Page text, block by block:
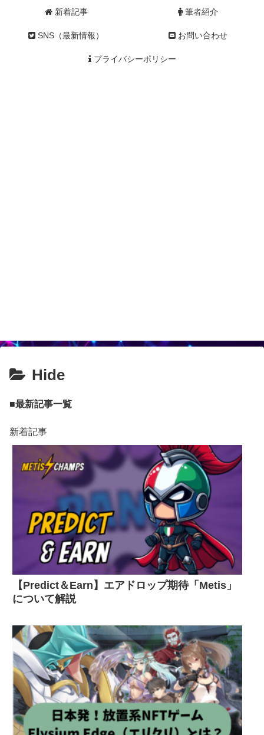
新着記事 筆者紹介
SNS（最新情報） お問い合わせ
プライバシーポリシー
Hide
■最新記事一覧
新着記事
【Predict＆Earn】エアドロップ期待「Metis」
について解説